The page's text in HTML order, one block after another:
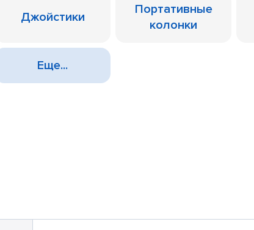
Джойстики
Портативные
колонки
Еще...